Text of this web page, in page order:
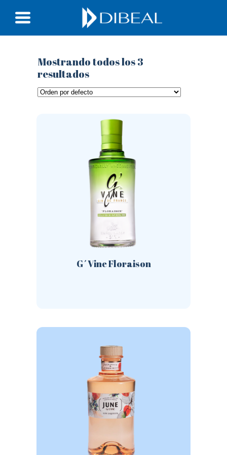
Mostrando todos los 3
resultados
G´Vine Floraison